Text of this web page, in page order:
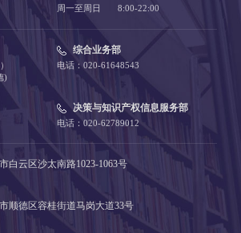
周一至周日 8:00-22:00
)
综合业务部
电话：020-61648543
决策与知识产权信息服务部
电话：020-62789012
白云区沙太南路1023-1063号
顺德区容桂街道马岗大道33号